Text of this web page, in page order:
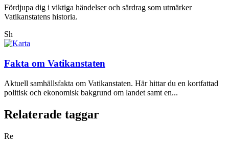
Fördjupa dig i viktiga händelser och särdrag som utmärker
Vatikanstatens historia.
Sh
Fakta om Vatikanstaten
Aktuell samhällsfakta om Vatikanstaten. Här hittar du en kortfattad
politisk och ekonomisk bakgrund om landet samt en...
Relaterade taggar
Re